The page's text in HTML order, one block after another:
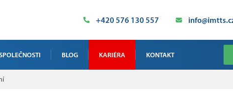
+420 576 130 557
PROSTORY
BLOG KARIÉRA KONTAKT